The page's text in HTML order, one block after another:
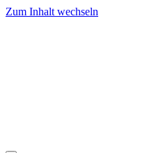
Zum Inhalt wechseln